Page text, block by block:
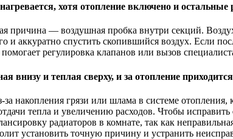
хотя отопление включено и остальные
причина — воздушная пробка внутри секций.
аккуратно спустить скопившийся воздух. Если
регулировка клапанов или вызов
внизу и теплая сверху, и за отопление
накопления грязи или шлама в системе
тепла и увеличению расходов. Чтобы
радиаторов в комнате, так как
установить точную причину и устранить